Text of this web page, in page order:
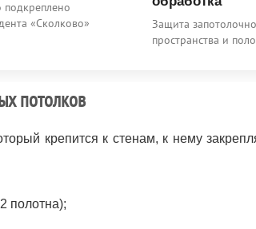
подкреплено
«Сколково»
Защита
пространства и
потолков
крепится к стенам, к нему
полотна);